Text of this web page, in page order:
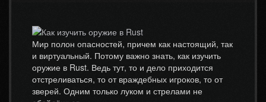
Мир полон опасностей, причем как настоящий, так
и виртуальный. Потому важно знать, как изучить
оружие в Rust. Ведь тут, то и дело приходится
отстреливаться, то от враждебных игроков, то от
зверей. Одним только луком и стрелами не